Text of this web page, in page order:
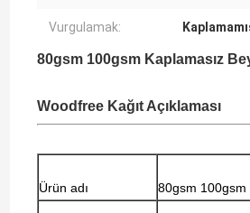
Vurgulamak:
80gsm 100gsm Kaplamasız
Woodfree Kağıt Açıklaması
Ürün adı 80gsm 100gsm